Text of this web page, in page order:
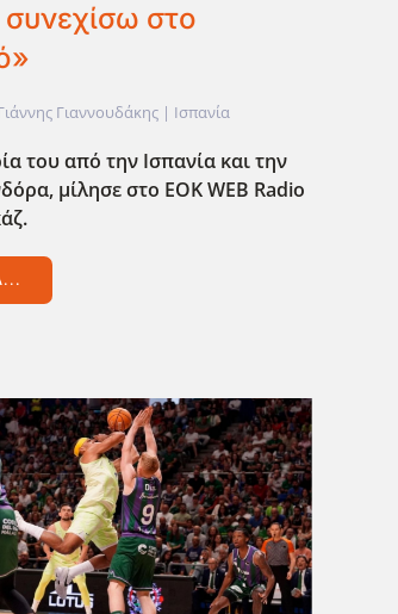
στο
Γιαννουδάκης | Ισπανία
του από την Ισπανία και την
μίλησε στο EOKWEB Radio